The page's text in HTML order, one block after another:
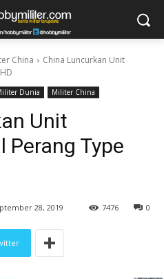
China
China Luncurkan Unit
Dunia Militer China
Unit
Perang Type
28, 2019 0
7476